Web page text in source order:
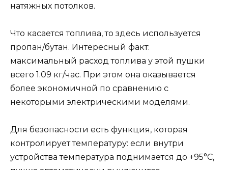
натяжных потолков.
Что касается топлива, то здесь используется
пропан/бутан. Интересный факт:
максимальный расход топлива у этой пушки
всего 1.09 кг/час. При этом она оказывается
более экономичной по сравнению с
некоторыми электрическими моделями.
Для безопасности есть функция, которая
контролирует температуру: если внутри
устройства температура поднимается до +95°C,